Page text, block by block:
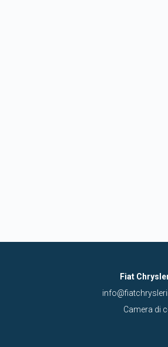
Fiat
Camera di